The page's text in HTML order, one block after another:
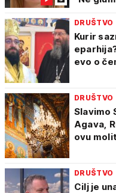
DRUŠTVO
Kurir
evo o
DRUŠTVO
Slavimo
Agava,
ovu
DRUŠTVO
Cilj je